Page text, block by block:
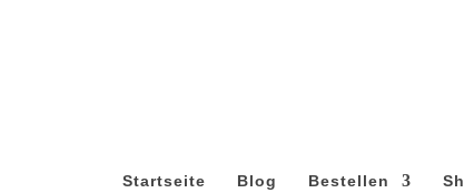
Startseite Blog Bestellen